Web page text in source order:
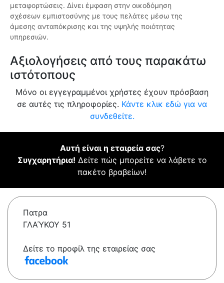
μεταφορτώσεις. Δίνει έμφαση στην οικοδόμηση
σχέσεων εμπιστοσύνης με τους πελάτες μέσω της
άμεσης ανταπόκρισης και της υψηλής ποιότητας
υπηρεσιών.
Αξιολογήσεις από τους παρακάτω
ιστότοπους
Μόνο οι εγγεγραμμένοι χρήστες έχουν πρόσβαση
σε αυτές τις πληροφορίες. Κάντε κλικ εδώ για να
συνδεθείτε.
Αυτή είναι η εταιρεία σας?
Συγχαρητήρια! Δείτε πώς μπορείτε να λάβετε το
πακέτο βραβείων!
Πατρα
ΓΛΑΎΚΟΥ 51
Δείτε το προφίλ της εταιρείας σας